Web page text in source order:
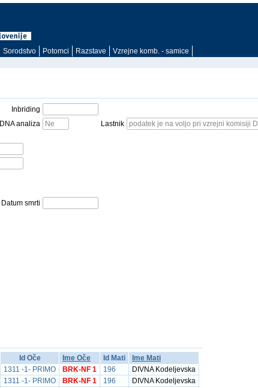
Sorodstvo Potomci Razstave Vzrejne komb. - samice
Inbriding
DNA analiza Lastnik
Datum smrti
Id Oče Ime Oče Id Mati
Ime Mati
1311 -1- PRIMO BRK-NF 1 196
DIVNA Kodeljevska
1311 -1- PRIMO BRK-NF 1 196
DIVNA Kodeljevska